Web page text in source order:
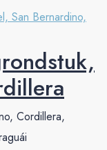
Cordillera,